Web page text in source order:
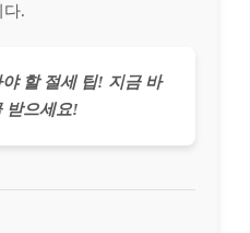
다.
할 절세 팁! 지금 바
받으세요!